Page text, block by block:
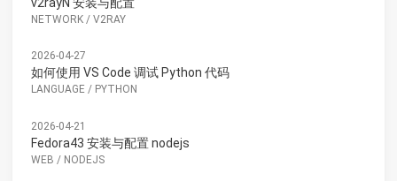
NETWORK / V2RAY
2026-04-27
如何使用 VS Code 调试 Python 代码
LANGUAGE / PYTHON
2026-04-21
Fedora43 安装与配置 nodejs
WEB / NODEJS